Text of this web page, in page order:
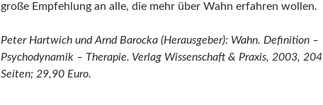
große Empfehlung an alle, die mehr über Wahn erfahren wollen.
Peter Hartwich und Arnd Barocka (Herausgeber): Wahn. Definition –
Psychodynamik – Therapie. Verlag Wissenschaft & Praxis, 2003, 204
Seiten; 29,90 Euro.